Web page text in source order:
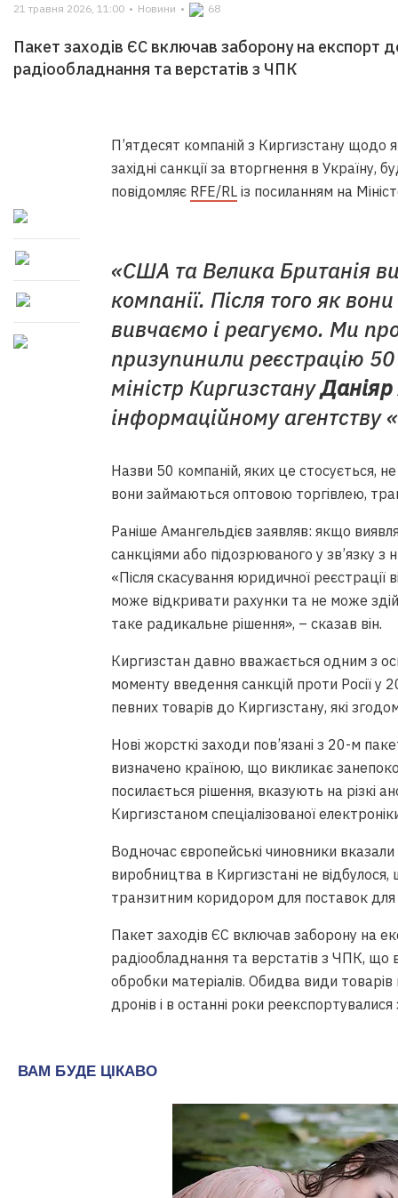
21 травня 2026, 11:00 • Новини • 68
Пакет заходів ЄС включав заборону на експорт
радіообладнання та верстатів з ЧПК
П’ятдесят компаній з Киргизстану
західні санкції за вторгнення в Україну,
повідомляє RFE/RL із посиланням на
«США та Велика Британія
компанії. Після того як
вивчаємо і реагуємо. Ми
призупинили реєстрацію
міністр КиргизстануДаніяр
інформаційному агентству
Назви 50 компаній, яких це стосується,
вони займаються оптовою торгівлею,
Раніше Амангельдієв заявляв: якщо
санкціями або підозрюваного у зв’язку
«Після скасування юридичної
може відкривати рахунки та не може
таке радикальне рішення», – сказав він.
Киргизстан давно вважається одним з
моменту введення санкцій проти Росії у
певних товарів до Киргизстану, які
Нові жорсткі заходи пов’язані з 20-м
визначено країною, що викликає
посилається рішення, вказують на різкі
Киргизстаном спеціалізованої
Водночас європейські чиновники
виробництва в Киргизстані не
транзитним коридором для поставок для
Пакет заходів ЄС включав заборону на
радіообладнання та верстатів з ЧПК, що
обробки матеріалів. Обидва види
дронів і в останні роки